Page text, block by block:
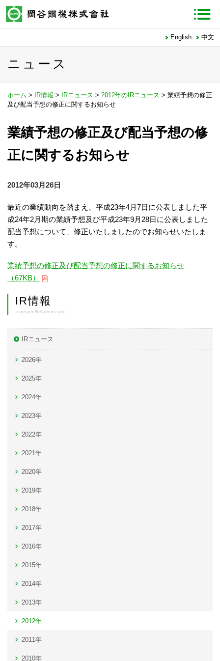
English 中文
ニュース
ホーム > IR情報 > IRニュース > 2012年のIRニュース > 業績予想の修正
及び配当予想の修正に関するお知らせ
業績予想の修正及び配当予想の修
正に関するお知らせ
2012年03月26日
最近の業績動向を踏まえ、平成23年4月7日に公表しました平
成24年2月期の業績予想及び平成23年9月28日に公表しました
配当予想について、修正いたしましたのでお知らせいたしま
す。
業績予想の修正及び配当予想の修正に関するお知らせ
（67KB）
IR情報
Investor Relations info
IRニュース
2026年
2025年
2024年
2023年
2022年
2021年
2020年
2019年
2018年
2017年
2016年
2015年
2014年
2013年
2012年
2011年
2010年